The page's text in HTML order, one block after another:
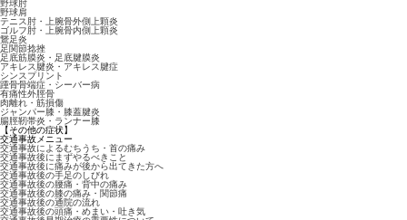
野球肘
野球肩
テニス肘・上腕骨外側上顆炎
ゴルフ肘・上腕骨内側上顆炎
鵞足炎
足関節捻挫
足底筋膜炎・足底腱膜炎
アキレス腱炎・アキレス腱症
シンスプリント
踵骨骨端症・シーバー病
有痛性外脛骨
肉離れ・筋損傷
ジャンパー膝・膝蓋腱炎
腸脛靭帯炎・ランナー膝
【その他の症状】
交通事故メニュー
交通事故によるむちうち・首の痛み
交通事故後にまずやるべきこと
交通事故後に痛みが後から出てきた方へ
交通事故後の手足のしびれ
交通事故後の腰痛・背中の痛み
交通事故後の膝の痛み・関節痛
交通事故後の通院の流れ
交通事故後の頭痛・めまい・吐き気